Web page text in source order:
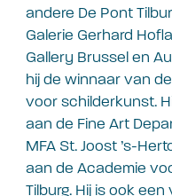
andere De Pont
Galerie Gerhard
Gallery Brussel en
hij de winnaar van
voor schilderkunst.
aan de Fine Art
MFA St. Joost ’s-
aan de Academie
Tilburg. Hij is ook